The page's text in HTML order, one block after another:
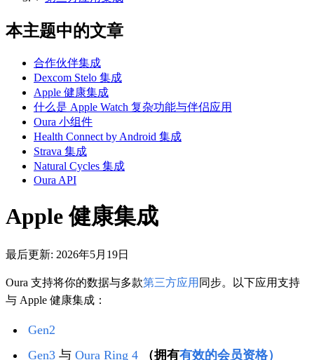
本主题中的文章
合作伙伴集成
Dexcom Stelo 集成
Apple 健康集成
什么是 Apple Watch 复杂功能与伴侣应用
Oura 小组件
Health Connect by Android 集成
Strava 集成
Natural Cycles 集成
Oura API
Apple 健康集成
最后更新: 2026年5月19日
Oura 支持将你的数据与多款第三方应用 同步。以下应用支持
与 Apple 健康集成：
Gen2
Gen3 与 Oura Ring 4 （拥有有效的会员资格）